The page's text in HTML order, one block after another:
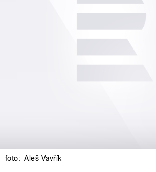
foto: Aleš Vavřík